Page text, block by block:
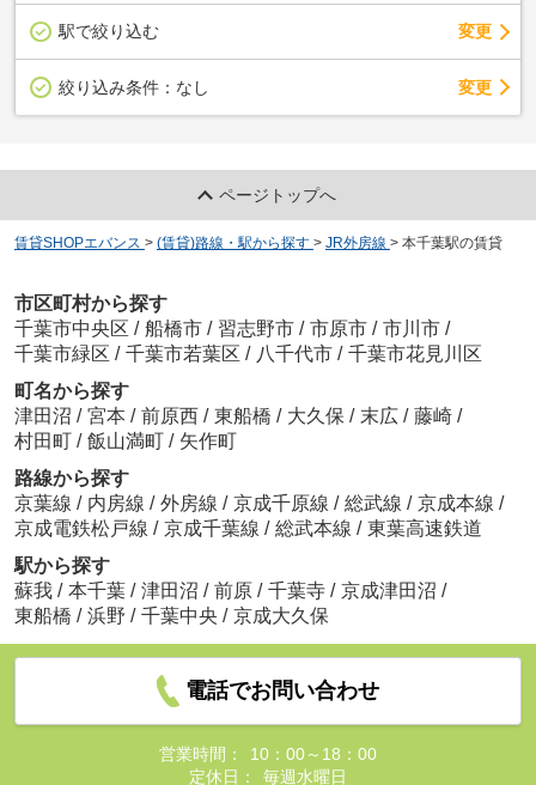
駅で絞り込む 変更
絞り込み条件： なし 変更
ページトップへ
賃貸SHOPエバンス > (賃貸)路線・駅から探す > JR外房線 > 本千葉駅の賃貸
市区町村から探す
千葉市中央区 / 船橋市 / 習志野市 / 市原市 / 市川市 /
千葉市緑区 / 千葉市若葉区 / 八千代市 / 千葉市花見川区
町名から探す
津田沼 / 宮本 / 前原西 / 東船橋 / 大久保 / 末広 / 藤崎 /
村田町 / 飯山満町 / 矢作町
路線から探す
京葉線 / 内房線 / 外房線 / 京成千原線 / 総武線 / 京成本線 /
京成電鉄松戸線 / 京成千葉線 / 総武本線 / 東葉高速鉄道
駅から探す
蘇我 / 本千葉 / 津田沼 / 前原 / 千葉寺 / 京成津田沼 /
東船橋 / 浜野 / 千葉中央 / 京成大久保
電話でお問い合わせ
営業時間：
10：00～18：00
定休日：
毎週水曜日